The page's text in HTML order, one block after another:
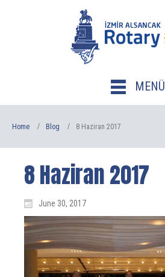
MENÜ
Home Blog 8 Haziran 2017
8 Haziran 2017
June 30, 2017